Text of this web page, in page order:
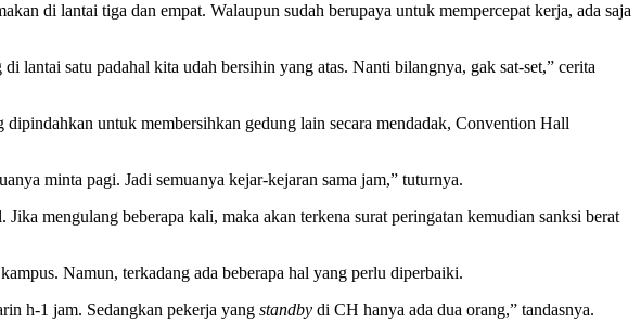
di lantai tiga dan empat. Walaupun sudah berupaya untuk mempercepat kerja, ada saja
di lantai satu padahal kita udah bersihin yang atas. Nanti bilangnya, gak sat-set,” cerita
untuk membersihkan gedung lain secara mendadak, Convention Hall
minta pagi. Jadi semuanya kejar-kejaran sama jam,” tuturnya.
mengulang beberapa kali, maka akan terkena surat peringatan kemudian sanksi berat
Namun, terkadang ada beberapa hal yang perlu diperbaiki.
h-1 jam. Sedangkan pekerja yang standby di CH hanya ada dua orang,” tandasnya.